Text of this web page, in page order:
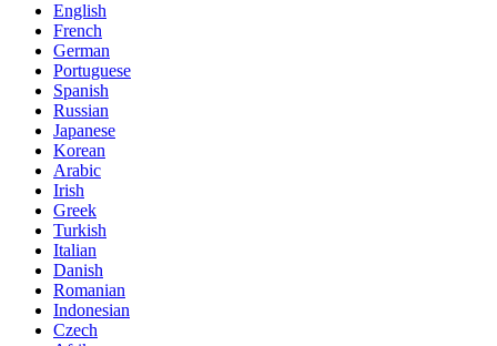
English
French
German
Portuguese
Spanish
Russian
Japanese
Korean
Arabic
Irish
Greek
Turkish
Italian
Danish
Romanian
Indonesian
Czech